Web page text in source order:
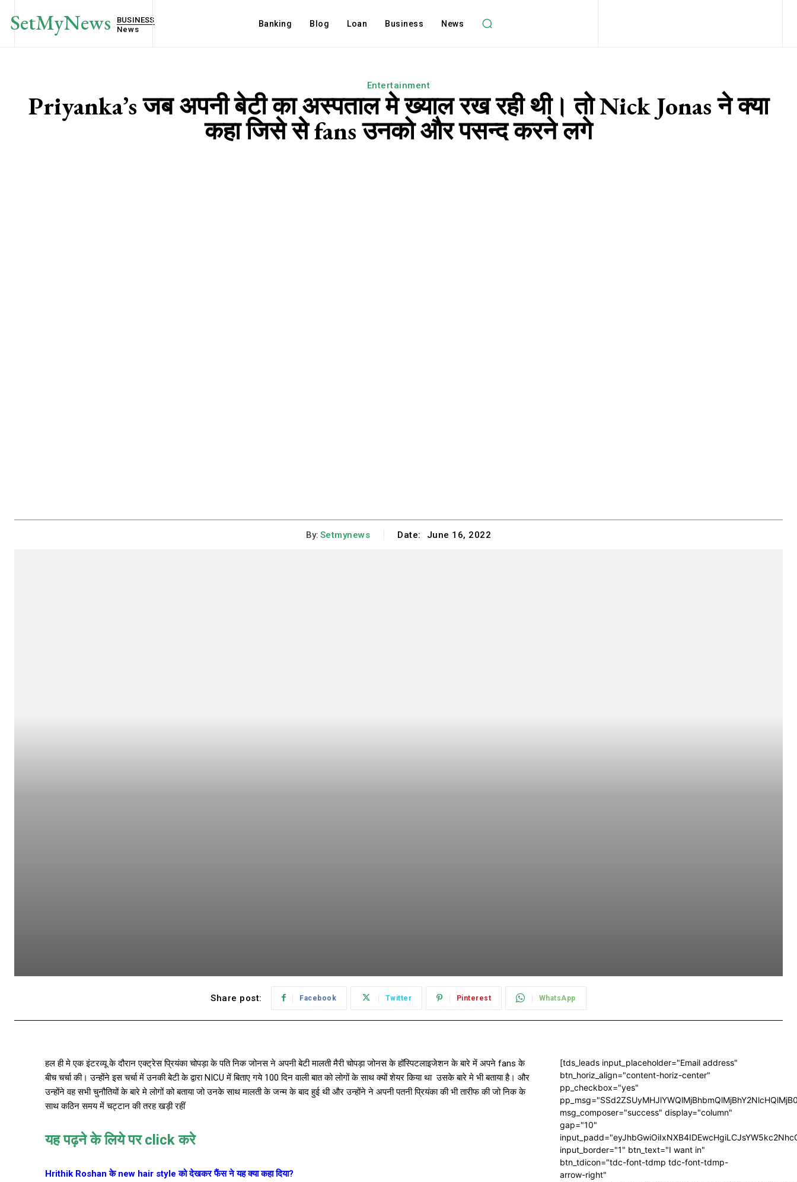
SetMyNews
BUSINESS
News
Banking Blog Loan Business News
Entertainment
Priyanka’s जब अपनी बेटी का अस्पताल मे ख्याल रख रही थी। तो Nick Jonas ने क्या
कहा जिसे से fans उनको और पसन्द करने लगे
By: Setmynews Date: June 16, 2022
Share post: Facebook Twitter Pinterest WhatsApp
हल ही मे एक इंटरव्यू के दौरान एक्ट्रेस प्रियंका चोपड़ा के पति निक जोनस ने अपनी बेटी मालती मैरी चोपड़ा जोनस के हॉस्पिटलाइजेशन के बारे में अपने fans के
बीच चर्चा की। उन्होंने इस चर्चा में उनकी बेटी के द्वारा NICU में बिताए गये 100 दिन वाली बात को लोगों के साथ क्यों शेयर किया था उसके बारे मे भी बताया है। और
उन्होंने वह सभी चुनौतियों के बारे मे लोगों को बताया जो उनके साथ मालती के जन्म के बाद हुई थी और उन्होंने ने अपनी पतनी प्रियंका की भी तारीफ की जो निक के
साथ कठिन समय में चट्टान की तरह खड़ी रहीं
यह पढ़ने के लिये पर click करे
Hrithik Roshan के new hair style को देखकर फैंस ने यह क्या कहा दिया?
[tds_leads input_placeholder="Email address"
btn_horiz_align="content-horiz-center"
pp_checkbox="yes"
msg_composer="success" display="column"
gap="10"
input_border="1" btn_text="I want in"
btn_tdicon="tdc-font-tdmp tdc-font-tdmp-
arrow-right"